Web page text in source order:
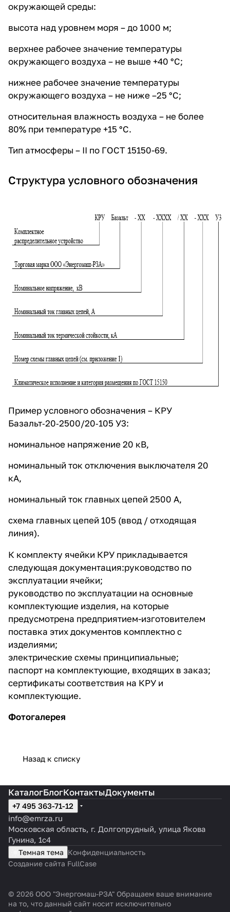
окружающей среды:
высота над уровнем моря – до 1000 м;
верхнее рабочее значение температуры
окружающего воздуха – не выше +40 °С;
нижнее рабочее значение температуры
окружающего воздуха – не ниже –25 °С;
относительная влажность воздуха – не более
80% при температуре +15 °С.
Тип атмосферы – II по ГОСТ 15150-69.
Структура условного обозначения
Пример условного обозначения – КРУ
Базальт‑20‑2500/20‑105 У3:
номинальное напряжение 20 кВ,
номинальный ток отключения выключателя 20
кА,
номинальный ток главных цепей 2500 А,
схема главных цепей 105 (ввод / отходящая
линия).
К комплекту ячейки КРУ прикладывается
следующая документация:руководство по
эксплуатации ячейки;
руководство по эксплуатации на основные
комплектующие изделия, на которые
предусмотрена предприятием-изготовителем
поставка этих документов комплектно с
изделиями;
электрические схемы принципиальные;
паспорт на комплектующие, входящих в заказ;
сертификаты соответствия на КРУ и
комплектующие.
Фотогалерея
Назад к списку
КаталогБлогКонтактыДокументы
+7 495 363-71-12
info@emrza.ru
Московская область, г. Долгопрудный, улица Якова
Гунина, 1с4
Темная тема Конфиденциальность
Создание сайта FullCase
© 2026 ООО "Энергомаш-РЗА" Обращаем ваше внимание
на то, что данный сайт носит исключительно